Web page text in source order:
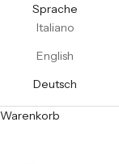
Sprache
Italiano
English
Deutsch
Warenkorb